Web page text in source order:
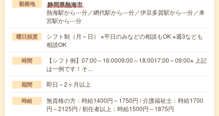
勤務地 静岡県熱海市
熱海駅から---分／網代駅から---分／伊豆多賀駅から---分／来
宮駅から---分
曜日頻度
シフト制（月～日） ※平日のみなどの相談もOK ※週3なども
相談OK
時間
【シフト例】07:00～16:0009:00～18:0017:00～09:00※ 上記
は一例です！そ…
期間 即日～2ヶ月以上
時給
無資格の方：時給1400円～1750円 / 介護福祉士：時給1700
円～2125円 / 初任者以上：時給1500円～1875円